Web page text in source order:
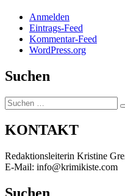
Anmelden
Eintrags-Feed
Kommentar-Feed
WordPress.org
Suchen
Suchen
nach:
KONTAKT
Redaktionsleiterin Kristine
E-Mail: info@krimikiste.com
Suchen